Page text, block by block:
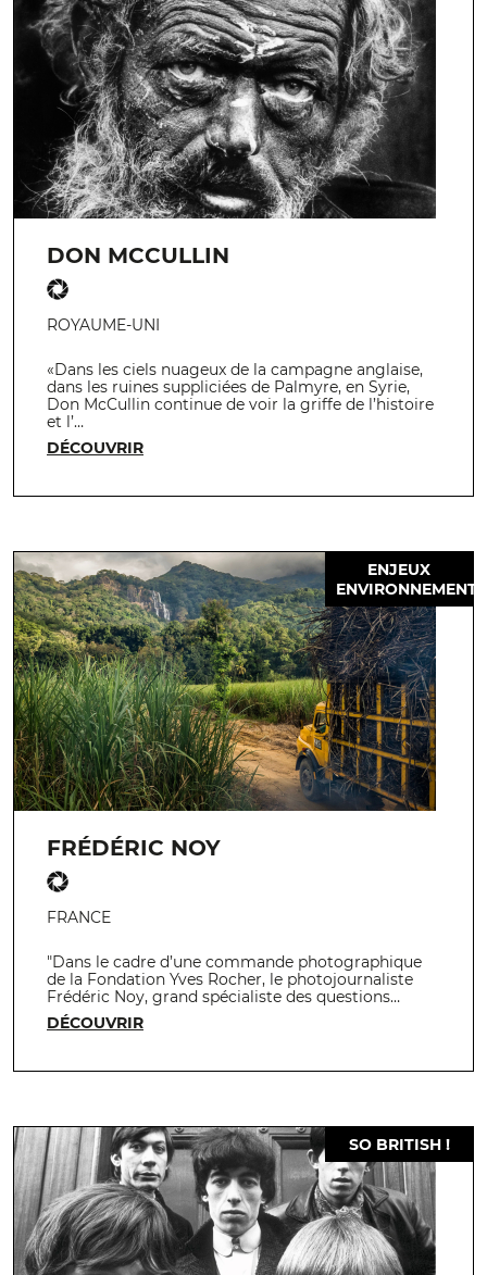
DON MCCULLIN
ROYAUME-UNI
«Dans les ciels nuageux de la campagne anglaise,
dans les ruines suppliciées de Palmyre, en Syrie,
Don McCullin continue de voir la griffe de l’histoire
et l’…
DÉCOUVRIR
ENJEUX
FRÉDÉRIC NOY
FRANCE
"Dans le cadre d’une commande photographique
de la Fondation Yves Rocher, le photojournaliste
Frédéric Noy, grand spécialiste des questions…
DÉCOUVRIR
SO BRITISH !